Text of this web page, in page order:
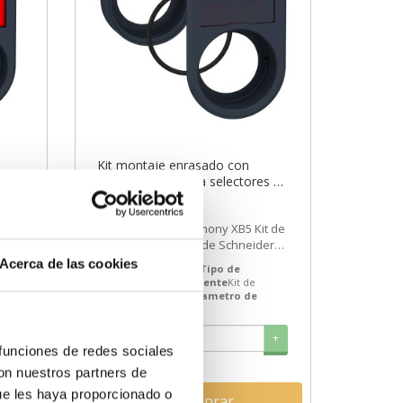
Acerca de las cookies
de redes sociales
nuestros partners de
les haya proporcionado o
Kit montaje enrasado con
etiqueta 8x27 para selectores y
pulsadores luminosos ref.
ZB5AZ024 Schneider Electric
[PLAZO 3-6 SEMANA
10,85€6,37€
ZB5AZ024 | 30 Harmony XB5 Kit de
montaje enrasado de Schneider
Electric ref. ZB5AZ024 Precio:
GamaHarmony XB5
Tipo de
producto o componenteKit de
montaje enrasado Diametro de
+